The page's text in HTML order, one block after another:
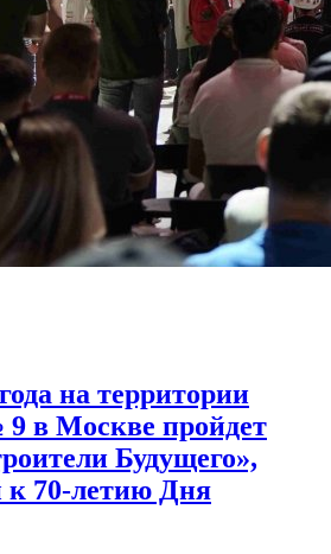
на территории
9 в Москве пройдет
Будущего»,
70-летию Дня